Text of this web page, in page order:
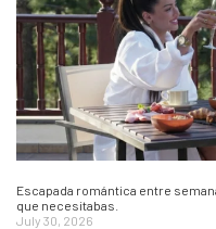
Escapada romántica entre
que necesitabas.
July 30, 2026